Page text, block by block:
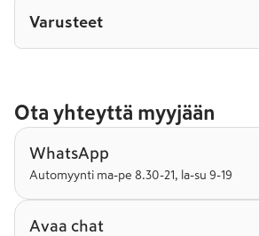
Varusteet
Ota yhteyttä myyjään
WhatsApp
Automyynti ma-pe 8.30-21, la-su 9-19
Avaa chat